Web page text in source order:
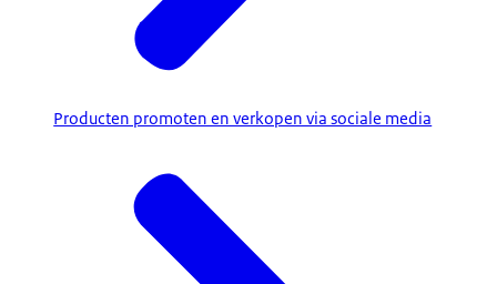
Producten promoten en verkopen via sociale media